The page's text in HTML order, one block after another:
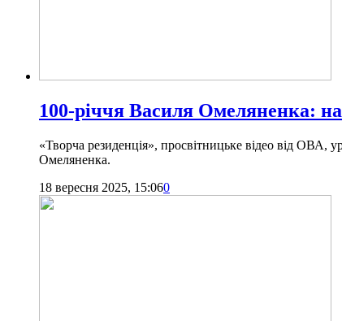
100-річчя Василя Омеляненка:
«Творча резиденція», просвітницьке відео від ОВА,
Омеляненка.
18 вересня 2025, 15:060